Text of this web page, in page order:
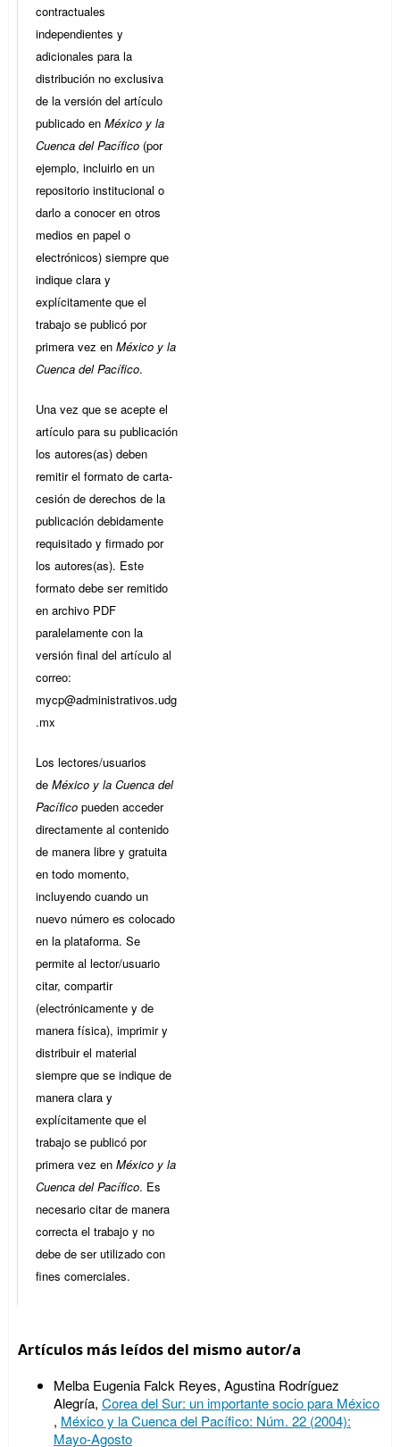
contractuales
independientes y
adicionales para la
distribución no exclusiva
de la versión del artículo
publicado en México y la
Cuenca del Pacífico (por
ejemplo, incluirlo en un
repositorio institucional o
darlo a conocer en otros
medios en papel o
electrónicos) siempre que
indique clara y
explícitamente que el
trabajo se publicó por
primera vez en México y la
Cuenca del Pacífico.
Una vez que se acepte el
artículo para su publicación
los autores(as) deben
remitir el formato de carta-
cesión de derechos de la
publicación debidamente
requisitado y firmado por
los autores(as). Este
formato debe ser remitido
en archivo PDF
paralelamente con la
versión final del artículo al
correo:
mycp@administrativos.udg
.mx
Los lectores/usuarios
de México y la Cuenca del
Pacífico pueden acceder
directamente al contenido
de manera libre y gratuita
en todo momento,
incluyendo cuando un
nuevo número es colocado
en la plataforma. Se
permite al lector/usuario
citar, compartir
(electrónicamente y de
manera física), imprimir y
distribuir el material
siempre que se indique de
manera clara y
explícitamente que el
trabajo se publicó por
primera vez en México y la
Cuenca del Pacífico. Es
necesario citar de manera
correcta el trabajo y no
debe de ser utilizado con
fines comerciales.
Artículos más leídos del mismo autor/a
Melba Eugenia Falck Reyes, Agustina Rodríguez
Alegría, Corea del Sur: un importante socio para México
, México y la Cuenca del Pacífico: Núm. 22 (2004):
Mayo-Agosto